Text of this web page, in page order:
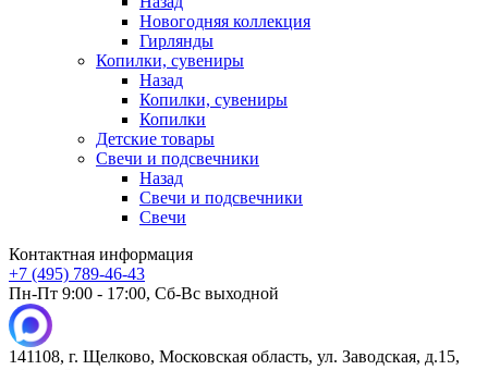
Новогодняя коллекция
Гирлянды
Копилки, сувениры
Назад
Копилки, сувениры
Копилки
Детские товары
Свечи и подсвечники
Назад
Свечи и подсвечники
Свечи
Контактная информация
+7 (495) 789-46-43
Пн-Пт 9:00 - 17:00, Сб-Вс выходной
141108, г. Щелково, Московская область, ул. Заводская, д.15,